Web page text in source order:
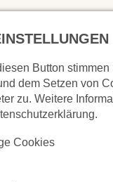
Button
dem Setzen von
zu. Weitere
Cookies